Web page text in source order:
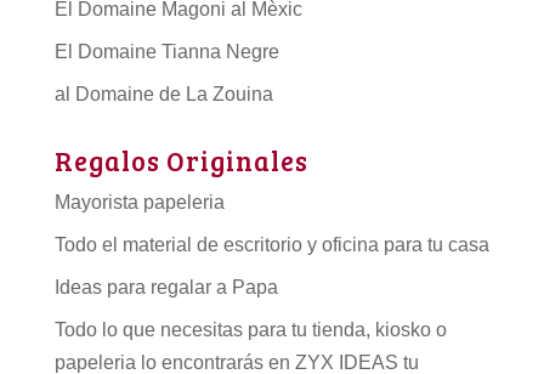
El Domaine Magoni al Mèxic
El Domaine Tianna Negre
al Domaine de La Zouina
Regalos Originales
Mayorista papeleria
Todo el material de escritorio y oficina para tu casa
Ideas para regalar a Papa
Todo lo que necesitas para tu tienda, kiosko o
papeleria lo encontrarás en ZYX IDEAS tu